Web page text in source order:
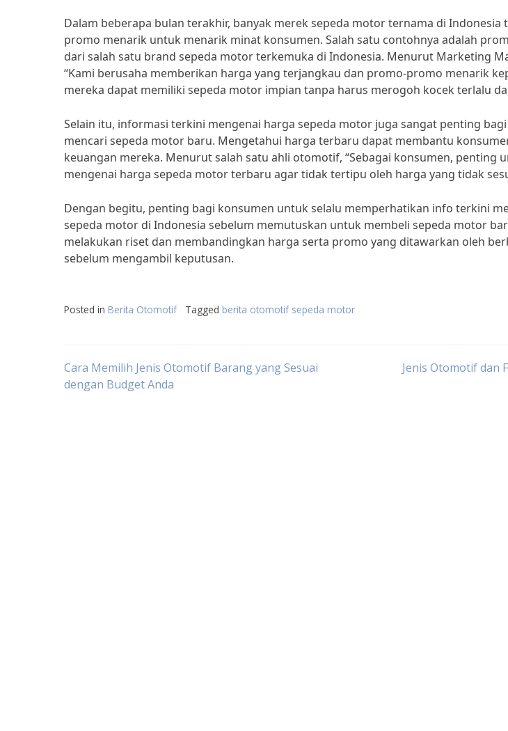
Dalam beberapa bulan terakhir, banyak merek sepeda motor ternama di
promo menarik untuk menarik minat konsumen. Salah satu contohnya adalah
dari salah satu brand sepeda motor terkemuka di Indonesia. Menurut Marketing
“Kami berusaha memberikan harga yang terjangkau dan promo-promo menarik
mereka dapat memiliki sepeda motor impian tanpa harus merogoh kocek terlalu
Selain itu, informasi terkini mengenai harga sepeda motor juga sangat penting
mencari sepeda motor baru. Mengetahui harga terbaru dapat membantu
keuangan mereka. Menurut salah satu ahli otomotif, “Sebagai konsumen, penting
mengenai harga sepeda motor terbaru agar tidak tertipu oleh harga yang tidak
Dengan begitu, penting bagi konsumen untuk selalu memperhatikan info terkini
sepeda motor di Indonesia sebelum memutuskan untuk membeli sepeda motor
melakukan riset dan membandingkan harga serta promo yang ditawarkan oleh
sebelum mengambil keputusan.
Posted in Berita Otomotif Tagged berita otomotif sepeda motor
Post
Cara Memilih Jenis Otomotif Barang yang Sesuai
dengan Budget Anda
Jenis Otomotif dan